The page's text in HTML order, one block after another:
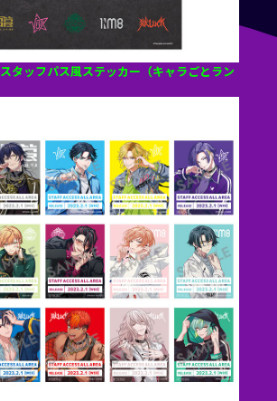
スタッフパス風ステッカー（キャラごとラン